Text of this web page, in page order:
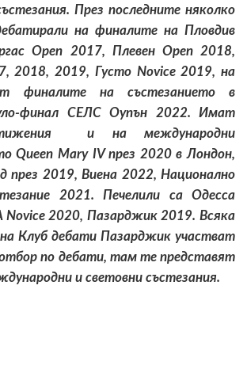
През последните няколко
на финалите на Пловдив
Open 2017, Плевен Open 2018,
2018, 2019, Густо Novice 2019, на
финалите на състезанието в
финал СЕЛС Оупън 2022. Имат
и на международни
Queen Mary IV през 2020 в Лондон,
през 2019, Виена 2022, Национално
2021. Печелили са Одесса
Novice 2020, Пазарджик 2019. Всяка
на Клуб дебати Пазарджик участват
по дебати, там те представят
и световни състезания.